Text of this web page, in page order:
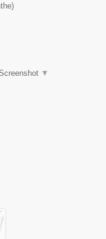
)
▼